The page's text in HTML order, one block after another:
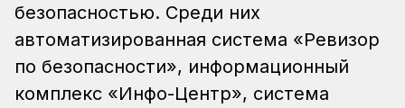
безопасностью. Среди них
автоматизированная система «Ревизор
по безопасности», информационный
комплекс «Инфо-Центр», система